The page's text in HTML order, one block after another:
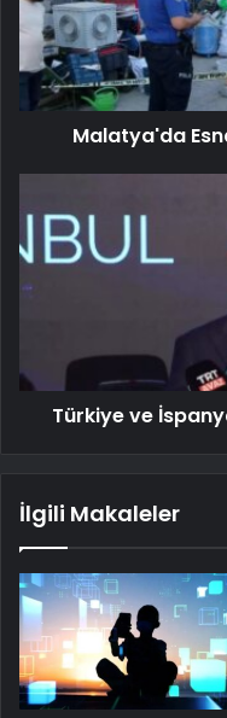
Malatya'da
Türkiye ve
İlgili Makaleler